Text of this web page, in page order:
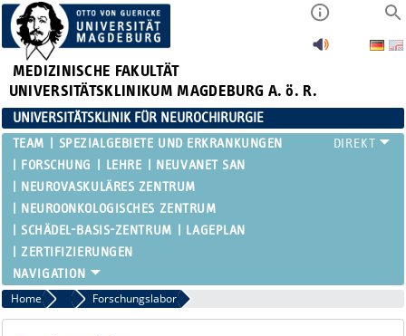
MEDIZINISCHE FAKULTÄT
UNIVERSITÄTSKLINIKUM MAGDEBURG A. ö. R.
UNIVERSITÄTSKLINIK FÜR NEUROCHIRURGIE
TEAM
SPEZIALGEBIETE UND ERKRANKUNGEN
FORSCHUNG
LEHRE
NEUVANET SAN
NEUROVASKULÄRES ZENTRUM
NEUROONKOLOGISCHES ZENTRUM
SCHÄDEL-BASIS-ZENTRUM
LAGEPLAN
ZERTIFIZIERUNGEN
Home Team Forschungslabor